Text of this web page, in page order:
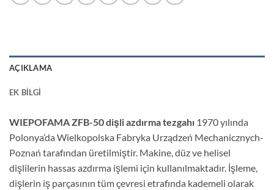
AÇIKLAMA
EK BILGI
WIEPOFAMA ZFB-50 dişli azdırma tezgahı 1970 yılında
Polonya’da Wielkopolska Fabryka Urządzeń Mechanicznych-
Poznań tarafından üretilmiştir. Makine, düz ve helisel
dişlilerin hassas azdırma işlemi için kullanılmaktadır. İşleme,
dişlerin iş parçasının tüm çevresi etrafında kademeli olarak